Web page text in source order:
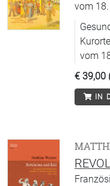
vom
vom
€ 39,00
IN